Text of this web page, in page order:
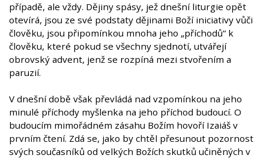
případě, ale vždy. Dějiny spásy, jež dnešní liturgie opět
otevírá, jsou ze své podstaty dějinami Boží iniciativy vůči
člověku, jsou připomínkou mnoha jeho „příchodů“ k
člověku, které pokud se všechny sjednotí, utvářejí
obrovský advent, jenž se rozpíná mezi stvořením a
paruzií.
V dnešní době však převládá nad vzpomínkou na jeho
minulé příchody myšlenka na jeho příchod budoucí. O
budoucím mimořádném zásahu Božím hovoří Izaiáš v
prvním čtení. Zdá se, jako by chtěl přesunout pozornost
svých současníků od velkých Božích skutků učiněných v